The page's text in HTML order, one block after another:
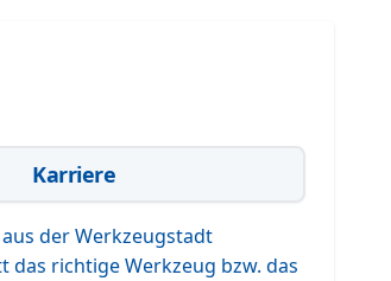
Karriere
der Werkzeugstadt
das richtige Werkzeug bzw. das